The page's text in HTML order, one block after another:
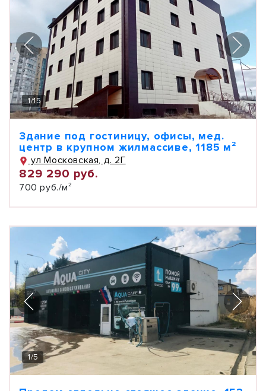
1/15
Здание под гостиницу, офисы, мед.
центр в крупном жилмассиве, 1185 м²
ул Московская, д. 2Г
829 290 руб.
700 руб./м²
1/5